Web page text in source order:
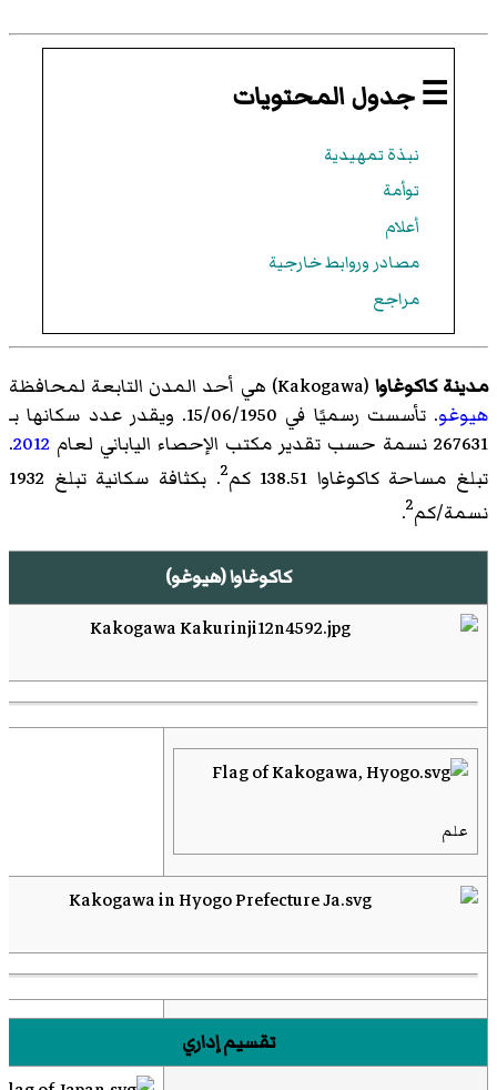
☰ جدول المحتويات
نبذة تمهيدية
توأمة
أعلام
مصادر وروابط خارجية
مراجع
مدينة كاكوغاوا (
Kakogawa)‏ هي أحد المدن التابعة لمحافظة
هيوغو
. تأسست رسميًا في 15/06/1950. ويقدر عدد سكانها بـ
267631 نسمة حسب تقدير مكتب الإحصاء الياباني لعام
2012
.
تبلغ مساحة كاكوغاوا 138.51 كم
2
. بكثافة سكانية تبلغ 1932
نسمة/كم2
.
كاكوغاوا (هيوغو)
علم
تقسيم إداري